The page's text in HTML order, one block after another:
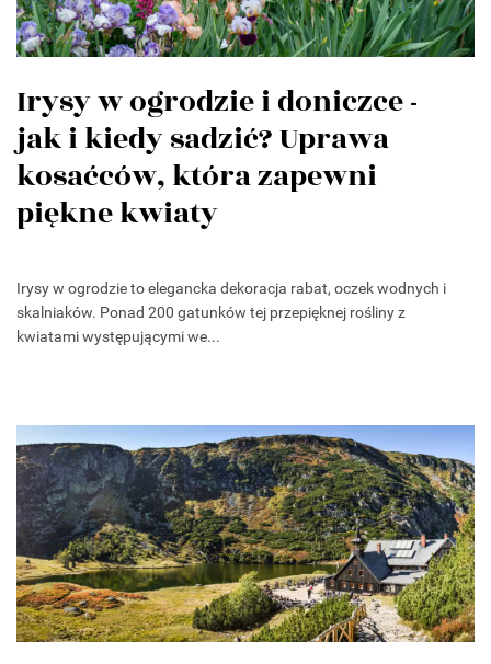
Irysy w ogrodzie i doniczce -
jak i kiedy sadzić? Uprawa
kosaćców, która zapewni
piękne kwiaty
Irysy w ogrodzie to elegancka dekoracja rabat, oczek wodnych i
skalniaków. Ponad 200 gatunków tej przepięknej rośliny z
kwiatami występującymi we...